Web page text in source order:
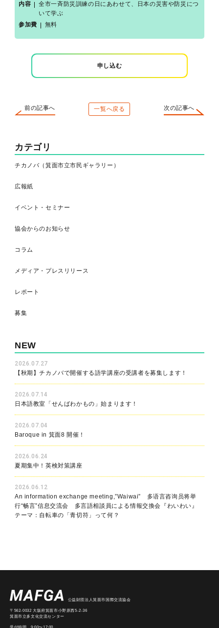
内容
全市一斉防災訓練の日にあわせて、日本の災害や防災につ
いて学ぶ
参加費
無料
申し込む
前の記事へ 一覧へ戻る 次の記事へ
カテゴリ
チカノバ（箕面市立市民ギャラリー）
広報紙
イベント・セミナー
協会からのお知らせ
コラム
メディア・プレスリリース
レポート
募集
NEW
2026.07.27
【秋期】チカノバで開催する語学講座の受講者を募集します！
2026.07.14
日本語教室「せんばわかもの」始まります！
2026.07.04
Baroque in 箕面8 開催！
2026.06.24
夏期集中！英検対策講座
2026.06.12
An information exchange meeting,”Waiwai” 多语言咨询员将举
行“畅言”信息交流会 多言語相談員による情報交換会『わいわい』
テーマ：自転車の「青切符」って何？
公益財団法人箕面市国際交流協会
〒562-0032 大阪府箕面市小野原西5-2-36
箕面市立多文化交流センター